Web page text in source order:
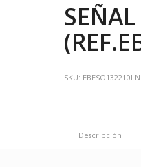
SKU: EBESO132210LN
Descripción